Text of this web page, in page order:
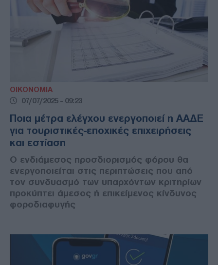
ΟΙΚΟΝΟΜΙΑ
07/07/2025 - 09:23
Ποια μέτρα ελέγχου ενεργοποιεί η ΑΑΔΕ
για τουριστικές-εποχικές επιχειρήσεις
και εστίαση
Ο ενδιάμεσος προσδιορισμός φόρου θα
ενεργοποιείται στις περιπτώσεις που από
τον συνδυασμό των υπαρχόντων κριτηρίων
προκύπτει άμεσος ή επικείμενος κίνδυνος
φοροδιαφυγής